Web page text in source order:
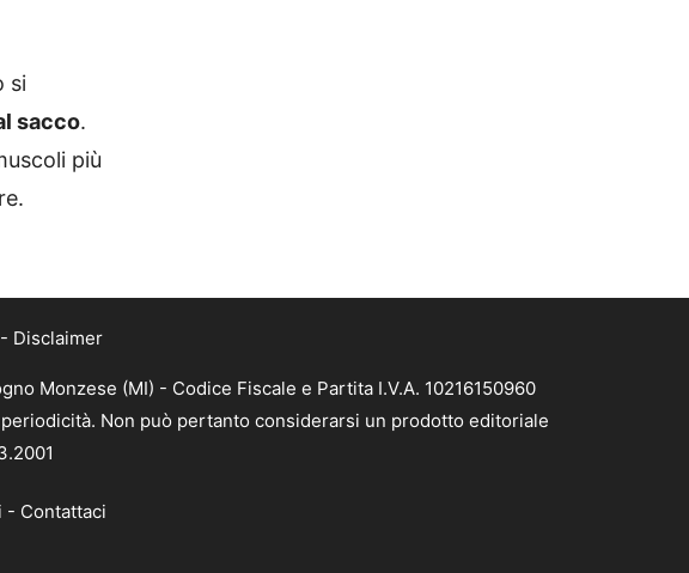
si
sacco.
più
- Disclaimer
Monzese (MI) - Codice Fiscale e Partita I.V.A. 10216150960
Non può pertanto considerarsi un prodotto editoriale
- Contattaci